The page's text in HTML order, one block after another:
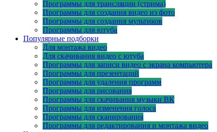
Программы для трансляции (стрима)
Программы для создания видео из фото
Программы для создания мультиков
Программы для ютуба
Популярные подборки
Для монтажа видео
Для скачивания видео с ютуба
Программы для записи видео с экрана компьютера
Программы для презентаций
Программы для удаления программ
Программы для рисования
Программы для скачивания музыки ВК
Программы для изменения голоса
Программы для сканирования
Программы для редактирования и монтажа видео